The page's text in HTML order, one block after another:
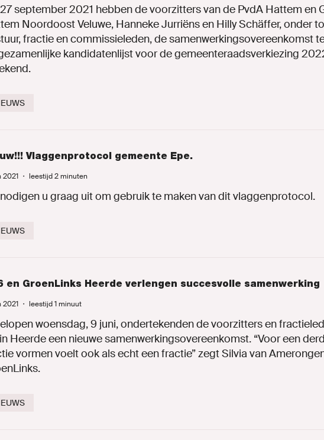
september 2021 hebben de voorzitters van de PvdA Hattem en
Noordoost Veluwe, Hanneke Jurriëns en Hilly Schäffer, onder
fractie en commissieleden, de samenwerkingsovereenkomst
kandidatenlijst voor de gemeenteraadsverkiezing
Vlaggenprotocol gemeente Epe.
2021 ・ leestijd 2 minuten
u graag uit om gebruik te maken van dit vlaggenprotocol.
en GroenLinks Heerde verlengen succesvolle samenwerking
2021 ・ leestijd 1 minuut
woensdag, 9 juni, ondertekenden de voorzitters en
Heerde een nieuwe samenwerkingsovereenkomst. “Voor een
vormen voelt ook als echt een fractie” zegt Silvia van